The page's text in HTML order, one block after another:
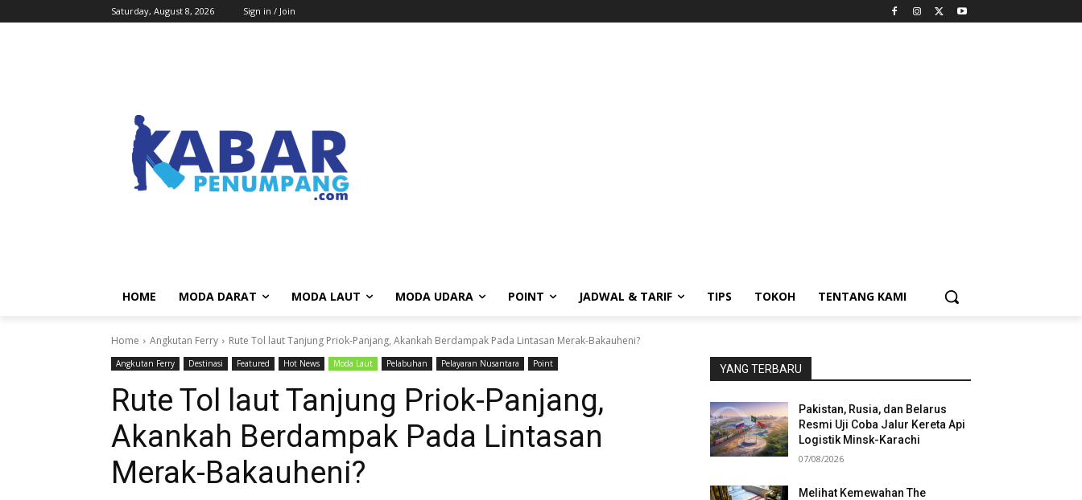
Saturday, August 8, 2026 Sign in / Join
HOME MODA DARAT MODA LAUT MODA UDARA POINT JADWAL & TARIF TIPS TOKOH TENTANG KAMI
Home Angkutan Ferry Rute Tol laut Tanjung Priok-Panjang, Akankah Berdampak Pada Lintasan Merak-Bakauheni?
Angkutan Ferry Destinasi Featured Hot News Moda Laut Pelabuhan Pelayaran Nusantara Point
Rute Tol laut Tanjung Priok-Panjang,
Akankah Berdampak Pada Lintasan
Merak-Bakauheni?
YANG TERBARU
Pakistan, Rusia, dan Belarus
Resmi Uji Coba Jalur Kereta Api
Logistik Minsk-Karachi
07/08/2026
Melihat Kemewahan The